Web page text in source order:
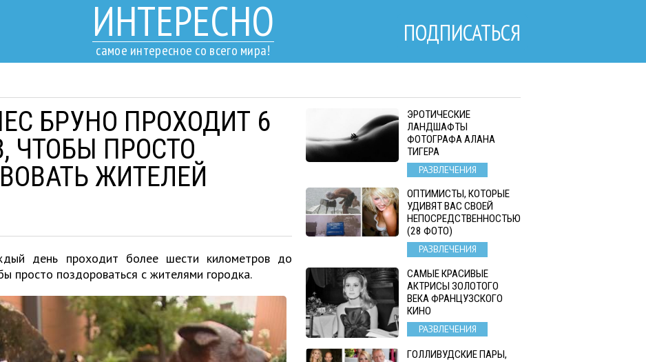
ИНТЕРЕСНО
самое интересное со всего мира!
ПОДПИСАТЬСЯ
БРУНО ПРОХОДИТ 6
ЧТОБЫ ПРОСТО
ЖИТЕЛЕЙ
день проходит более шести километров до
просто поздороваться с жителями городка.
ЭРОТИЧЕСКИЕ
ЛАНДШАФТЫ
ФОТОГРАФА АЛАНА
ТИГЕРА
РАЗВЛЕЧЕНИЯ
ОПТИМИСТЫ, КОТОРЫЕ
УДИВЯТ ВАС СВОЕЙ
НЕПОСРЕДСТВЕННОСТЬЮ
(28 ФОТО)
РАЗВЛЕЧЕНИЯ
САМЫЕ КРАСИВЫЕ
АКТРИСЫ ЗОЛОТОГО
ВЕКА ФРАНЦУЗСКОГО
КИНО
РАЗВЛЕЧЕНИЯ
ГОЛЛИВУДСКИЕ ПАРЫ,